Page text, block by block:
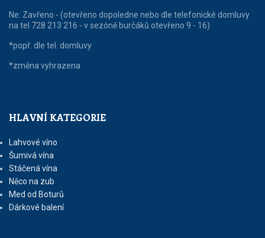
Ne: Zavřeno - (otevřeno dopoledne nebo dle telefonické domluvy
na tel 728 213 216 - v sezóně burčáků otevřeno 9 - 16)
*popř. dle tel. domluvy
*změna vyhrazena
HLAVNÍ KATEGORIE
Lahvové víno
Šumivá vína
Stáčená vína
Něco na zub
Med od Boturů
Dárkové balení